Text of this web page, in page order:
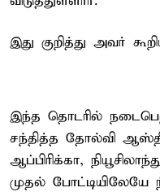
இது குறித்து அவர்
இந்த தொடரில்
சந்தித்த தோல்வி
ஆப்பிரிக்கா,
முதல்